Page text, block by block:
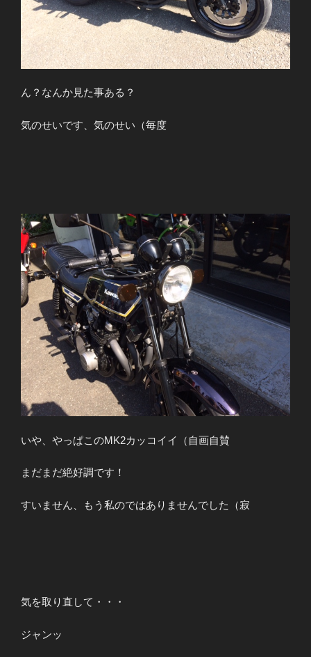
ん？なんか見た事ある？
気のせいです、気のせい（毎度
いや、やっぱこのMK2カッコイイ（自画自賛
まだまだ絶好調です！
すいません、もう私のではありませんでした（寂
気を取り直して・・・
ジャンッ